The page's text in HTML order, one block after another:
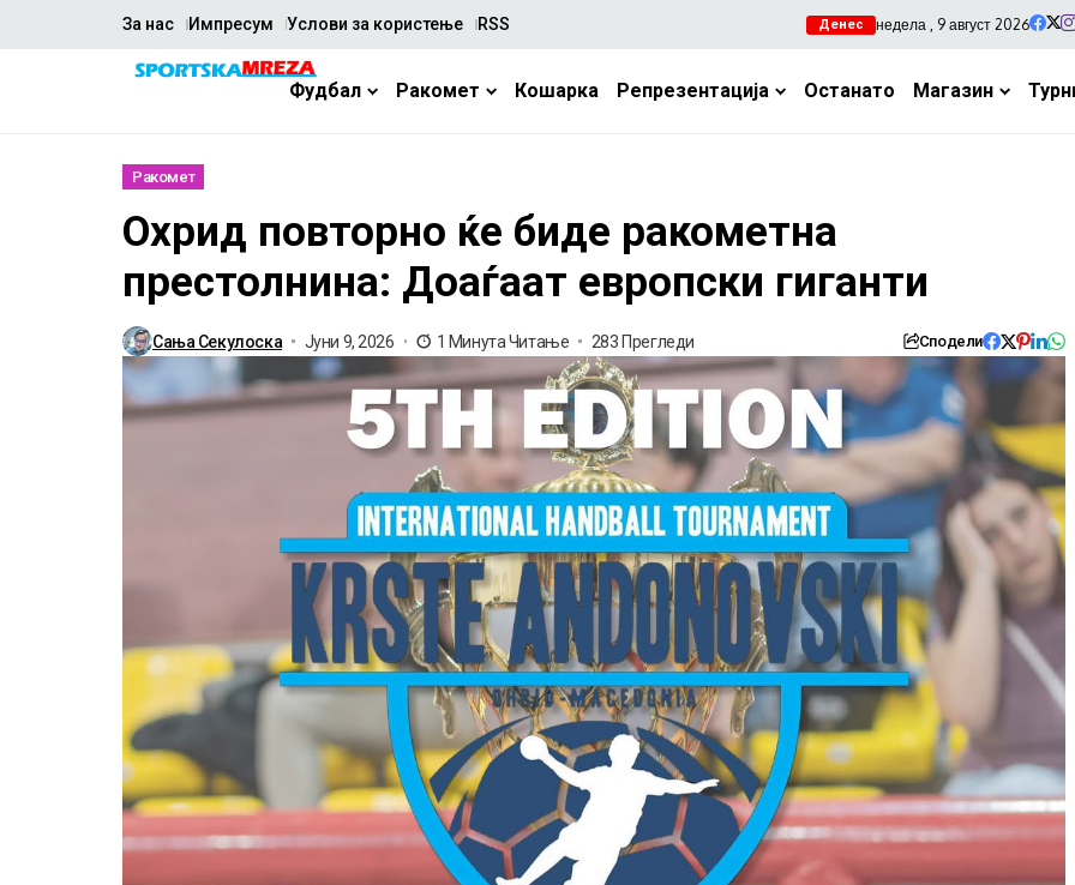
За нас Импресум Услови за користење RSS Денес недела , 9 август 2026
Фудбал Ракомет Кошарка Репрезентација Останато Магазин
Ракомет
Охрид повторно ќе биде ракометна
престолнина: Доаѓаат европски гиганти
Сања Секулоска Јуни 9, 2026 1 Минута Читање 283 Прегледи Сподели